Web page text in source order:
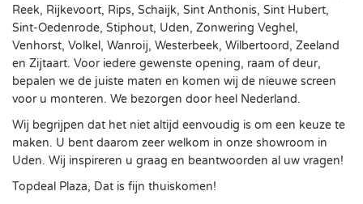
Reek, Rijkevoort, Rips, Schaijk, Sint Anthonis, Sint Hubert,
Sint-Oedenrode, Stiphout, Uden, Zonwering Veghel,
Venhorst, Volkel, Wanroij, Westerbeek, Wilbertoord, Zeeland
en Zijtaart. Voor iedere gewenste opening, raam of deur,
bepalen we de juiste maten en komen wij de nieuwe screen
voor u monteren. We bezorgen door heel Nederland.
Wij begrijpen dat het niet altijd eenvoudig is om een keuze te
maken. U bent daarom zeer welkom in onze showroom in
Uden. Wij inspireren u graag en beantwoorden al uw vragen!
Topdeal Plaza, Dat is fijn thuiskomen!